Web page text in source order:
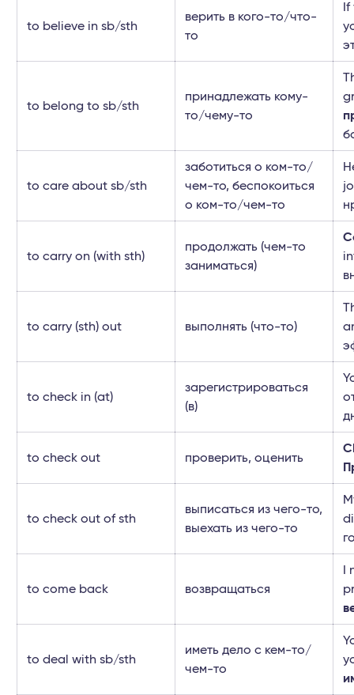
to believe in sb/sth
верить в кого-то/что-
то
to belong to sb/sth
принадлежать кому-
то/чему-то
to care about sb/sth
заботиться о ком-то/
чем-то, беспокоиться
о ком-то/чем-то
to carry on (with sth)
продолжать (чем-то
заниматься)
to carry (sth) out выполнять (что-то)
to check in (at)
зарегистрироваться
(в)
to check out проверить, оценить
to check out of sth
выписаться из чего-то,
выехать из чего-то
to come back возвращаться
to deal with sb/sth
иметь дело с кем-то/
чем-то